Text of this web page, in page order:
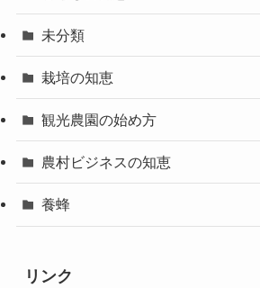
未分類
栽培の知恵
観光農園の始め方
農村ビジネスの知恵
養蜂
リンク